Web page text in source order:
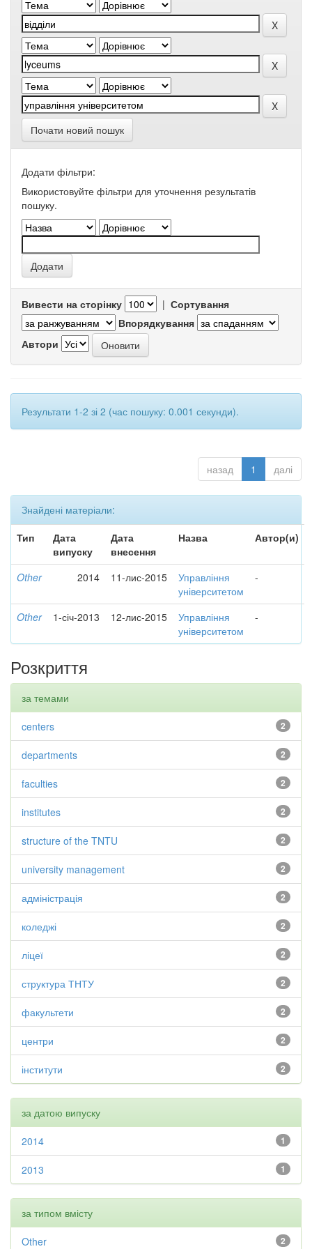
Почати новий пошук
Додати фільтри:
Використовуйте фільтри для уточнення результатів
пошуку.
Вивести на сторінку | Сортування
Впорядкування
Автори
Результати 1-2 зі 2 (час пошуку: 0.001 секунди).
назад 1 далі
Знайдені матеріали:
Тип
Дата
випуску
Дата
внесення
Назва Автор(и)
Other 2014 11-лис-2015
Управління
університетом
-
Other 1-січ-2013 12-лис-2015
Управління
університетом
-
Розкриття
за темами
2
centers
2
departments
2
faculties
2
institutes
2
structure of the TNTU
2
university management
2
адміністрація
2
коледжі
2
ліцеї
2
структура ТНТУ
2
факультети
2
центри
2
інститути
за датою випуску
1
2014
1
2013
за типом вмісту
2
Other